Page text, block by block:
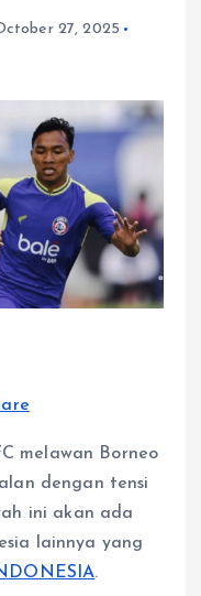
27, 2025
melawan Borneo
dengan tensi
ini akan ada
lainnya yang
.